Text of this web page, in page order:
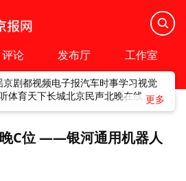
评论 发布厅 工作室
京剧都视频电子报汽车时事学习视觉
体育天下长城北京民声北晚在线
C位 ——银河通用机器人